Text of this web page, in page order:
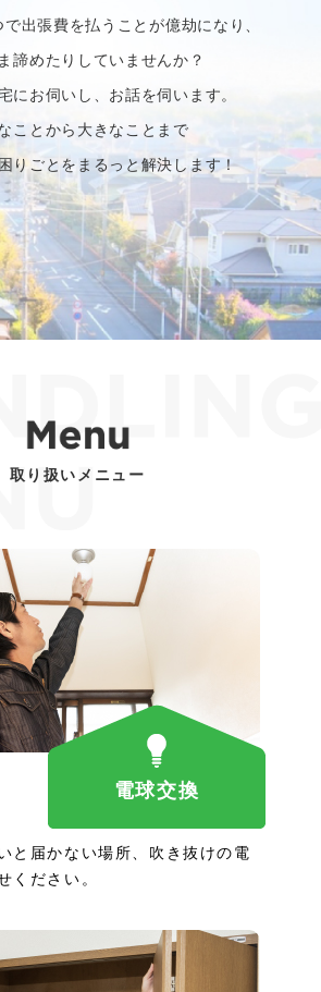
出張費を払うことが億劫になり、
諦めたりしていませんか？
にお伺いし、お話を伺います。
ことから大きなことまで
りごとをまるっと解決します！
取り扱いメニュー
電球交換
と届かない場所、吹き抜けの電
ください。